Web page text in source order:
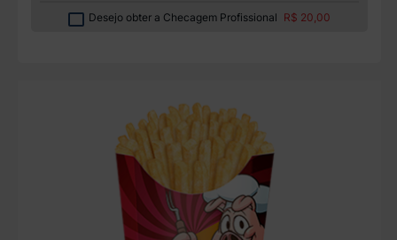
Desejo obter a Checagem Profissional R$ 20,00